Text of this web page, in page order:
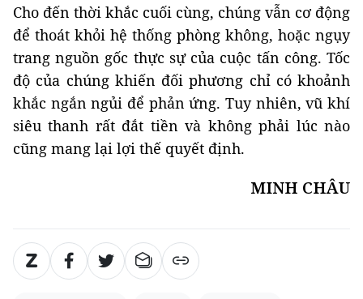
Cho đến thời khắc cuối cùng, chúng vẫn cơ động
để thoát khỏi hệ thống phòng không, hoặc ngụy
trang nguồn gốc thực sự của cuộc tấn công. Tốc
độ của chúng khiến đối phương chỉ có khoảnh
khắc ngắn ngủi để phản ứng. Tuy nhiên, vũ khí
siêu thanh rất đắt tiền và không phải lúc nào
cũng mang lại lợi thế quyết định.
MINH CHÂU